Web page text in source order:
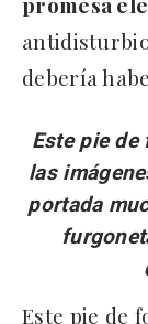
debería
Este pie
las
portada
Este pie de